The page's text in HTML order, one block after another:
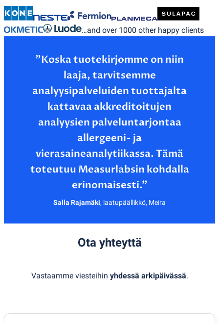
…and over 1000 other happy clients
”Koska tuotekirjomme on niin
laaja, tarvitsemme
analyysipalveluiden tuottajalta
kattavaa akkreditoitujen
analyysien palveluntarjontaa
allergeeni- ja
vierasaineanalytiikassa. Tämä
toteutuu Measurlabsin kohdalla
Salla Rajamäki, laatupäällikkö, Meira
Ota yhteyttä
Vastaamme viesteihin yhdessä arkipäivässä.